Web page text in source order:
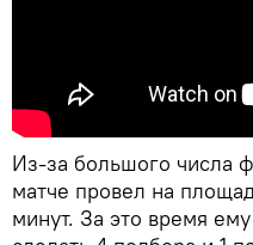
Из-за большого числа
матче провел на
минут. За это время